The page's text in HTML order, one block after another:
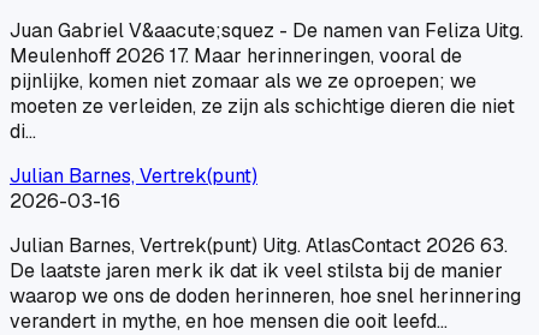
Juan Gabriel V&aacute;squez - De namen van Feliza Uitg.
Meulenhoff 2026 17. Maar herinneringen, vooral de
pijnlijke, komen niet zomaar als we ze oproepen; we
moeten ze verleiden, ze zijn als schichtige dieren die niet
di…
Julian Barnes, Vertrek(punt)
2026-03-16
Julian Barnes, Vertrek(punt) Uitg. AtlasContact 2026 63.
De laatste jaren merk ik dat ik veel stilsta bij de manier
waarop we ons de doden herinneren, hoe snel herinnering
verandert in mythe, en hoe mensen die ooit leefd…